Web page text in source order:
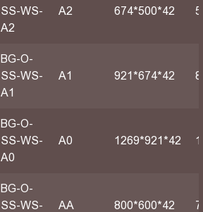
SS-WS-
A2
A2 674*500*42
BG-O-
SS-WS-
A1
A1 921*674*42
BG-O-
SS-WS-
A0
А0 1269*921*42
BG-O-
SS-WS-
АА 800*600*42